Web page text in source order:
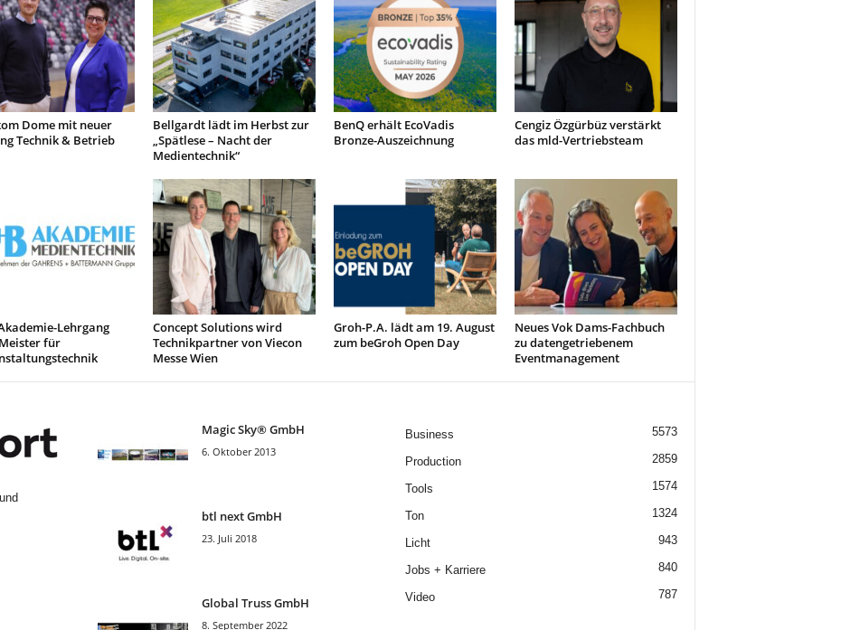
Dome mit neuer
Technik & Betrieb
Bellgardt lädt im Herbst zur
„Spätlese – Nacht der
Medientechnik“
BenQ erhält EcoVadis
Bronze-Auszeichnung
Cengiz Özgürbüz verstärkt
das mld-Vertriebsteam
Lehrgang
für
Concept Solutions wird
Technikpartner von Viecon
Messe Wien
Groh-P.A. lädt am 19. August
zum beGroh Open Day
Neues Vok Dams-Fachbuch
zu datengetriebenem
Eventmanagement
Magic Sky® GmbH
6. Oktober 2013
btl next GmbH
23. Juli 2018
Global Truss GmbH
8. September 2022
Business 5573
Production 2859
Tools 1574
Ton 1324
Licht 943
Jobs + Karriere 840
Video 787